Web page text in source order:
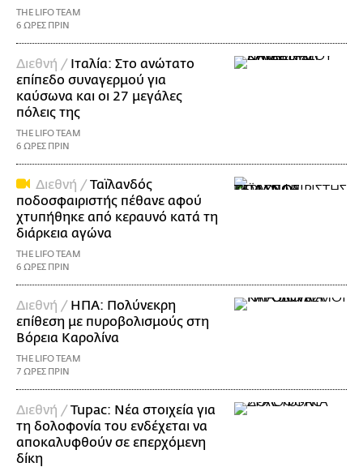
THE LIFO TEAM
6 ΩΡΕΣ ΠΡΙΝ
Διεθνή / Ιταλία: Στο ανώτατο
επίπεδο συναγερμού για
καύσωνα και οι 27 μεγάλες
πόλεις της
THE LIFO TEAM
6 ΩΡΕΣ ΠΡΙΝ
Διεθνή /Ταϊλανδός
ποδοσφαιριστής πέθανε αφού
χτυπήθηκε από κεραυνό κατά τη
διάρκεια αγώνα
THE LIFO TEAM
6 ΩΡΕΣ ΠΡΙΝ
Διεθνή / ΗΠΑ: Πολύνεκρη
επίθεση με πυροβολισμούς στη
Βόρεια Καρολίνα
THE LIFO TEAM
7 ΩΡΕΣ ΠΡΙΝ
Διεθνή /Tupac: Νέα στοιχεία για
τη δολοφονία του ενδέχεται να
αποκαλυφθούν σε επερχόμενη
δίκη